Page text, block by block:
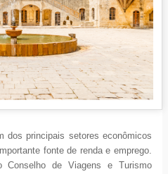
dos principais setores econômicos
fonte de renda e emprego.
Conselho de Viagens e Turismo